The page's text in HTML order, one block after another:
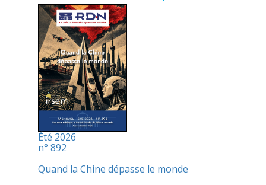
Été 2026
n° 892
Quand la Chine dépasse le monde